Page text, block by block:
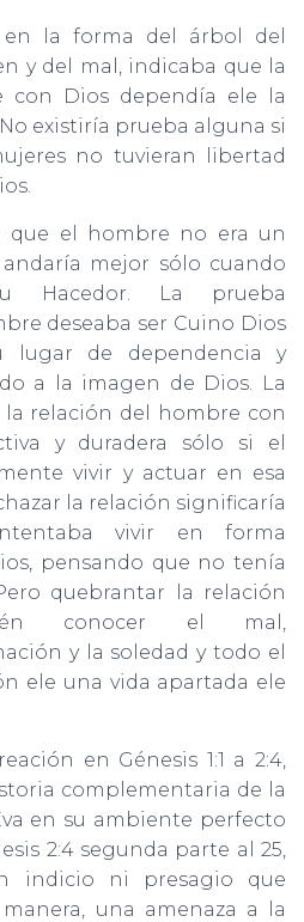
en la forma del árbol del
y del mal, indicaba que la
con Dios dependía ele la
existiría prueba alguna si
no tuvieran libertad
que el hombre no era un
mejor sólo cuando
Hacedor. La prueba
deseaba ser Cuino Dios
lugar de dependencia y
a la imagen de Dios. La
la relación del hombre con
y duradera sólo si el
vivir y actuar en esa
la relación significaría
vivir en forma
pensando que no tenía
quebrantar la relación
conocer el mal,
y la soledad y todo el
ele una vida apartada ele
en Génesis 1:1 a 2:4,
complementaria de la
en su ambiente perfecto
2:4 segunda parte al 25,
indicio ni presagio que
una amenaza a la